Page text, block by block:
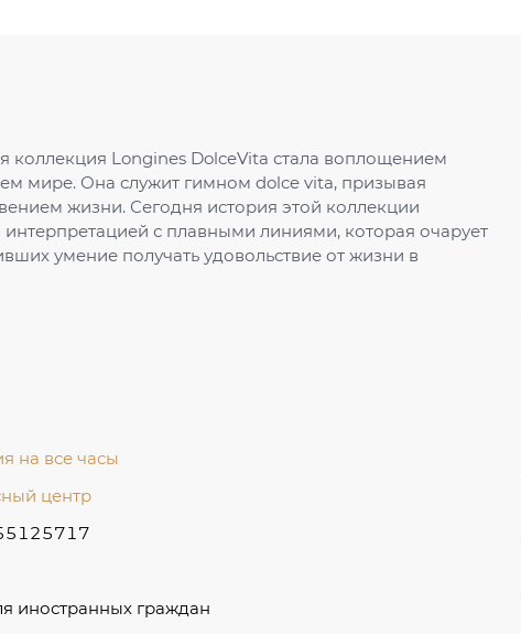
коллекция Longines DolceVita стала воплощением
мире. Она служит гимном dolce vita, призывая
жизни. Сегодня история этой коллекции
с плавными линиями, которая очарует
умение получать удовольствие от жизни в
на все часы
центр
иностранных граждан